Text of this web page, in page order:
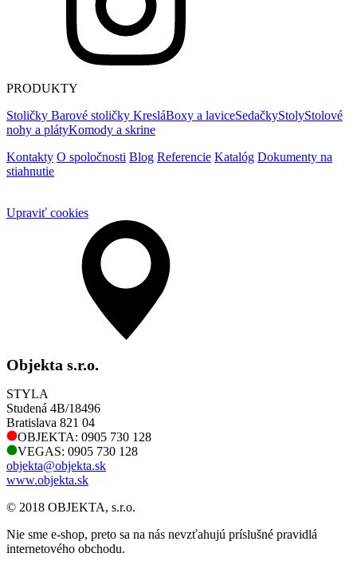
PRODUKTY
Stoličky Barové stoličky KresláBoxy a laviceSedačkyStolyStolové
nohy a plátyKomody a skrine
Kontakty O spoločnosti Blog Referencie Katalóg Dokumenty na
stiahnutie
Upraviť cookies
Objekta s.r.o.
STYLA
Studená 4B/18496
Bratislava 821 04
OBJEKTA: 0905 730 128
VEGAS: 0905 730 128
objekta@objekta.sk
www.objekta.sk
© 2018 OBJEKTA, s.r.o.
Nie sme e-shop, preto sa na nás nevzťahujú príslušné pravidlá
internetového obchodu.